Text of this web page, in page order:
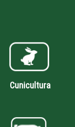
Cunicultura